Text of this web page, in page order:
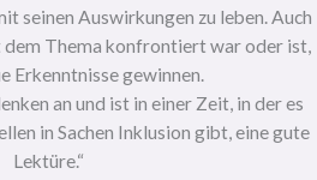
seinen Auswirkungen zu leben. Auch
dem Thema konfrontiert war oder ist,
Erkenntnisse gewinnen.
an und ist in einer Zeit, in der es
in Sachen Inklusion gibt, eine gute
Lektüre.“